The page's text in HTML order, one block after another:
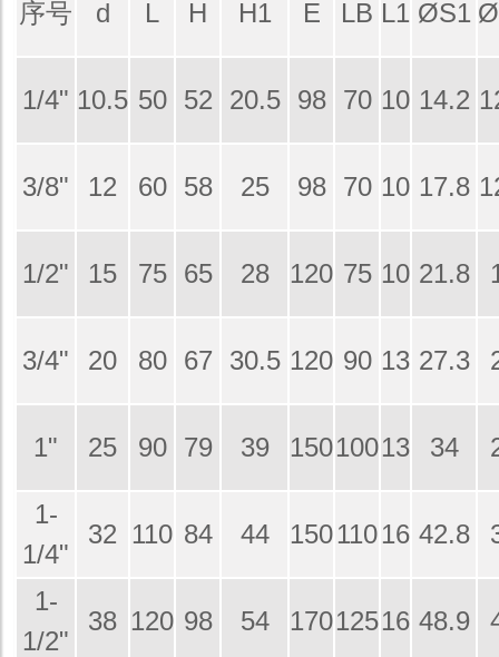
序号 d L H H1 E LB L1 ØS1
1/4" 10.5 50 52 20.5 98 70 10 14.2
3/8" 12 60 58 25 98 70 10 17.8
1/2" 15 75 65 28 120 75 10 21.8
3/4" 20 80 67 30.5 120 90 13 27.3
1" 25 90 79 39 15010013 34
1-
1/4"
32 110 84 44 15011016 42.8
1-
1/2"
38 120 98 54 17012516 48.9